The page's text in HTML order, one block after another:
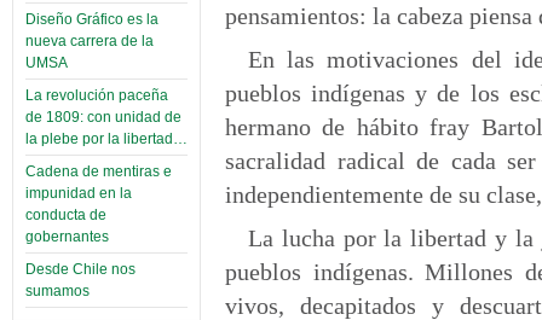
Diseño Gráfico es la
nueva carrera de la
UMSA
La revolución paceña
de 1809: con unidad de
la plebe por la libertad…
Cadena de mentiras e
impunidad en la
conducta de
gobernantes
Desde Chile nos
sumamos
pensamientos: la cabeza
En las motivaciones del
pueblos indígenas y de los
hermano de hábito fray
sacralidad radical de cada
independientemente de su
La lucha por la libertad y la
pueblos indígenas. Millones
vivos, decapitados y